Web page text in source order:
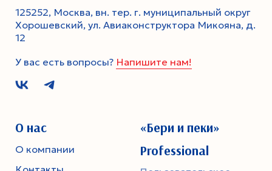
125252, Москва, вн. тер. г. муниципальный округ
Хорошевский, ул. Авиаконструктора Микояна, д.
12
У вас есть вопросы? Напишите нам!
О нас
О компании
«Бери и пеки»
Professional